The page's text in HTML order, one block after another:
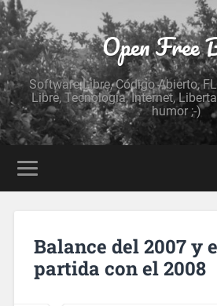
Open Free
Software Libre, Código Abierto,
Libre, Tecnología, Internet,
humor ;-)
Balance del 2007 y
partida con el 2008